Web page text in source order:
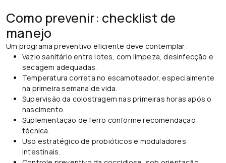
Como prevenir: checklist de
manejo
Um programa preventivo eficiente deve contemplar:
Vazio sanitário entre lotes, com limpeza, desinfecção e
secagem adequadas.
Temperatura correta no escamoteador, especialmente
na primeira semana de vida.
Supervisão da colostragem nas primeiras horas após o
nascimento.
Suplementação de ferro conforme recomendação
técnica.
Uso estratégico de probióticos e moduladores
intestinais.